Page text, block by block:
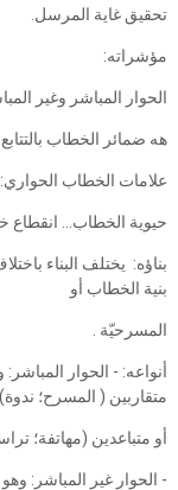
تحقيق غاية المرسل.
مؤشراته:
الحوار المباشر وغير
هه ضمائر الخطاب بالتتابع.
علامات الخطاب
حيوية الخطاب... انقطاع
بناؤه: ‏ يختلف البناء
بنية الخطاب أو
المسرحيّة .
أنواعه: - الحوار
متقاربين ( المسرح؛ ندوة)
أو متباعدين (مهاتفة؛
- الحوار غير المباشر: